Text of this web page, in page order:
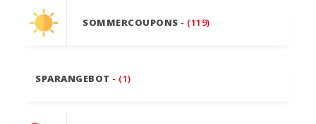
SOMMERCOUPONS - (119)
SPARANGEBOT - (1)